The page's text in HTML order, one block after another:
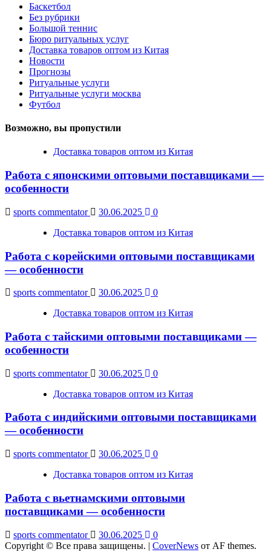
Баскетбол
Без рубрики
Большой теннис
Бюро ритуальных услуг
Доставка товаров оптом из Китая
Новости
Прогнозы
Ритуальные услуги
Ритуальные услуги москва
Футбол
Возможно, вы пропустили
Доставка товаров оптом из Китая
Работа с японскими оптовыми поставщиками —
особенности
sports commentator 30.06.2025
0
Доставка товаров оптом из Китая
Работа с корейскими оптовыми поставщиками
— особенности
sports commentator 30.06.2025
0
Доставка товаров оптом из Китая
Работа с тайскими оптовыми поставщиками —
особенности
sports commentator 30.06.2025
0
Доставка товаров оптом из Китая
Работа с индийскими оптовыми поставщиками
— особенности
sports commentator 30.06.2025
0
Доставка товаров оптом из Китая
Работа с вьетнамскими оптовыми
поставщиками — особенности
sports commentator 30.06.2025
0
Copyright © Все права защищены. | CoverNews от AF themes.